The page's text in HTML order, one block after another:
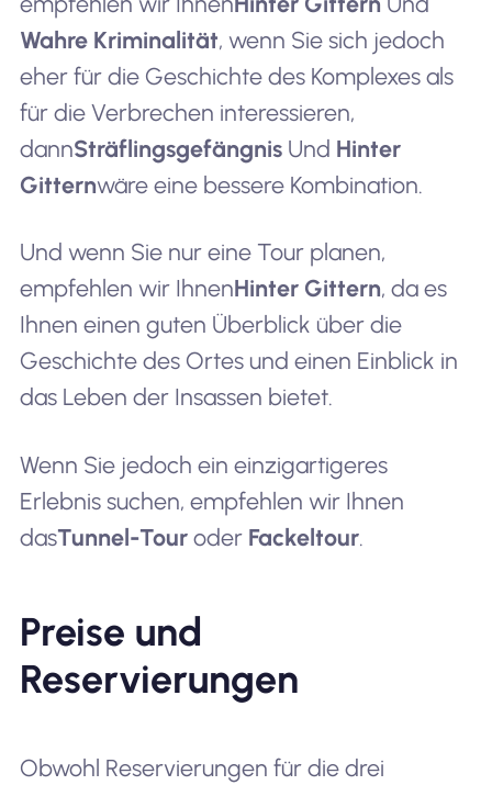
Wahre Kriminalität, wenn Sie sich jedoch
eher für die Geschichte des Komplexes als
für die Verbrechen interessieren,
dannSträflingsgefängnisUnd Hinter
Gitternwäre eine bessere Kombination.
Und wenn Sie nur eine Tour planen,
empfehlen wir IhnenHinter Gittern, da es
Ihnen einen guten Überblick über die
Geschichte des Ortes und einen Einblick in
das Leben der Insassen bietet.
Wenn Sie jedoch ein einzigartigeres
Erlebnis suchen, empfehlen wir Ihnen
dasTunnel-Touroder Fackeltour.
Preise und
Reservierungen
Obwohl Reservierungen für die drei